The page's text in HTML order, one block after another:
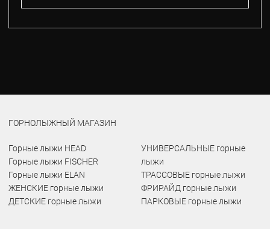
ГОРНОЛЫЖНЫЙ МАГАЗИН
Горные лыжи HEAD
Горные лыжи FISCHER
Горные лыжи ELAN
ЖЕНСКИЕ горные лыжи
ДЕТСКИЕ горные лыжи
УНИВЕРСАЛЬНЫЕ горные
лыжи
ТРАССОВЫЕ горные лыжи
ФРИРАЙД горные лыжи
ПАРКОВЫЕ горные лыжи